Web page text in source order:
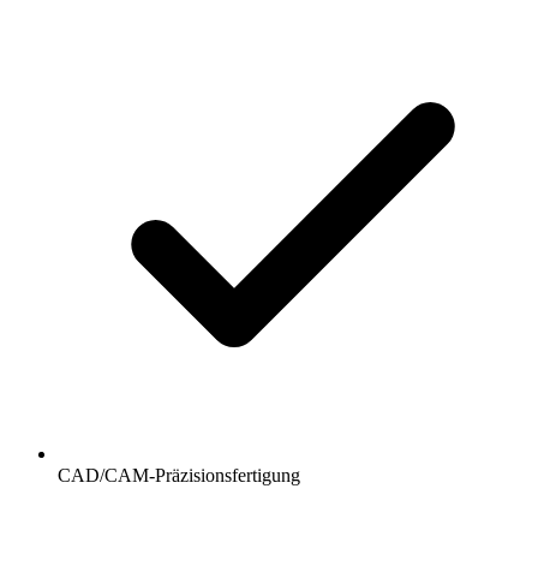
CAD/CAM-Präzisionsfertigung